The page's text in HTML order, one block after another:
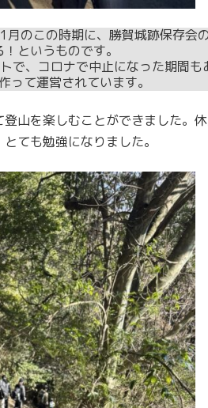
のこの時期に、勝賀城跡保存会
というものです。
で、コロナで中止になった期間も
て運営されています。
山を楽しむことができました。
ても勉強になりました。